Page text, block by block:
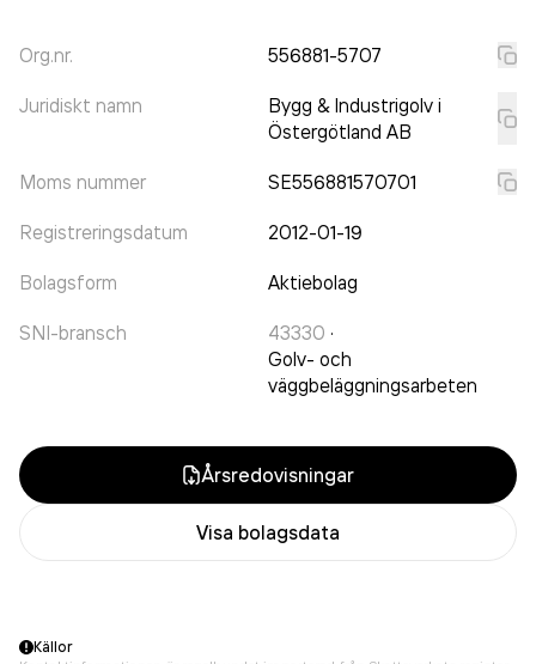
Org.nr. 556881-5707
Juridiskt namn
Bygg & Industrigolv i
Östergötland AB
Moms nummer SE556881570701
Registreringsdatum 2012-01-19
Bolagsform Aktiebolag
SNI-bransch 43330 ·
Golv- och
väggbeläggningsarbeten
Årsredovisningar
Visa bolagsdata
Källor